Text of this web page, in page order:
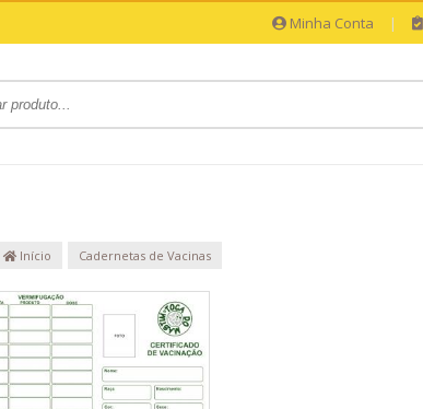
Minha Conta |
Início Cadernetas de Vacinas